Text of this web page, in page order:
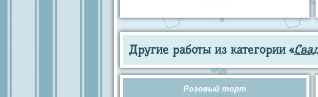
Другие работы из категории «
Розовый торт